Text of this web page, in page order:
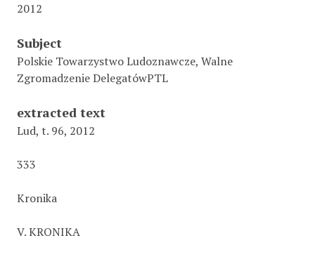
2012
Subject
Polskie Towarzystwo Ludoznawcze, Walne
Zgromadzenie DelegatówPTL
extracted text
Lud, t. 96, 2012
333
Kronika
V. KRONIKA